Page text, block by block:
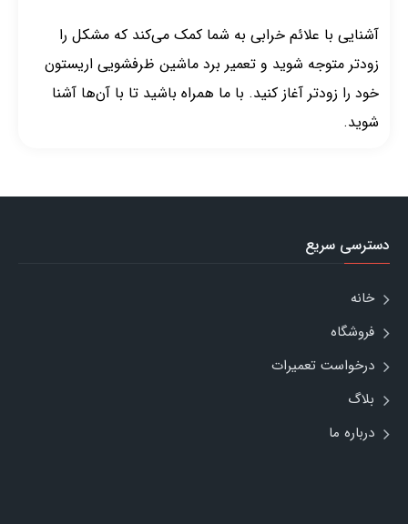
آشنایی با علائم خرابی به شما کمک می‌کند که مشکل را
زودتر متوجه شوید و تعمیر برد ماشین ظرفشویی اریستون
خود را زودتر آغاز کنید. با ما همراه باشید تا با آن‌ها آشنا
شوید.
دسترسی سریع
خانه
فروشگاه
درخواست تعمیرات
بلاگ
درباره ما